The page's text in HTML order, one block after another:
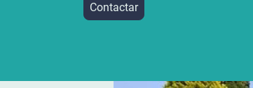
Contactar